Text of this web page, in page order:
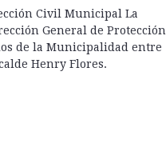
Civil Municipal La
General de Protección
de la Municipalidad entre
Henry Flores.